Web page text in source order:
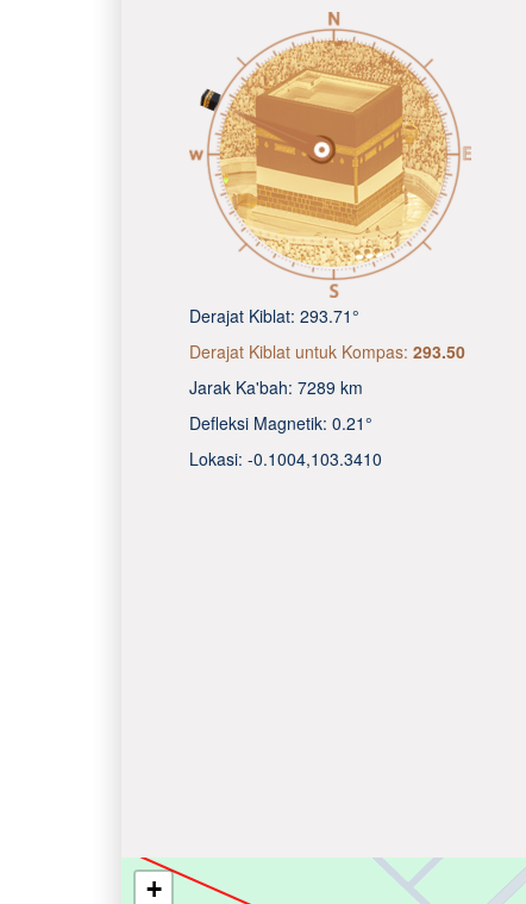
Derajat Kiblat: 293.71°
Derajat Kiblat untuk Kompas: 293.50
Jarak Ka'bah: 7289 km
Defleksi Magnetik: 0.21°
Lokasi: -0.1004,103.3410
+